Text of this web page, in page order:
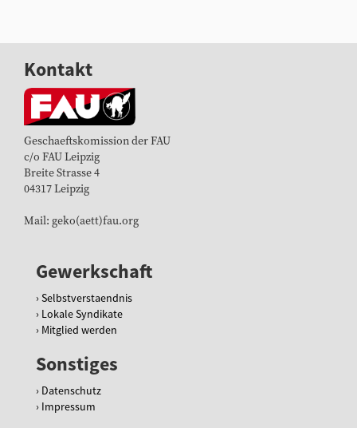
Kontakt
Geschaeftskomission der FAU
c/o FAU Leipzig
Breite Strasse 4
04317 Leipzig
Mail: geko(aett)fau.org
Gewerkschaft
Selbstverstaendnis
Lokale Syndikate
Mitglied werden
Sonstiges
Datenschutz
Impressum